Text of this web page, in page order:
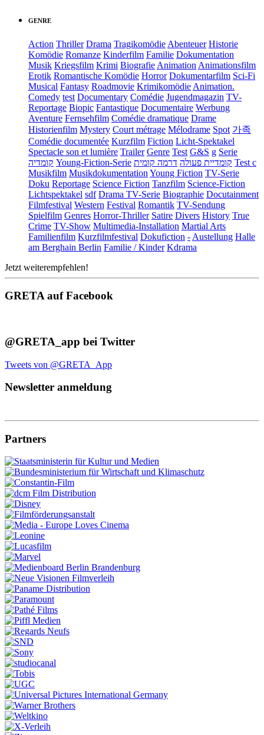
GENRE
Action Thriller Drama Tragikomödie Abenteuer Historie
Komödie Romanze Kinderfilm Familie Dokumentation
Musik Kriegsfilm Krimi Biografie Animation Animationsfilm
Erotik Romantische Komödie Horror Dokumentarfilm Sci-Fi
Musical Fantasy Roadmovie Krimikomödie Animation.
Comedy test Documentary Comédie Jugendmagazin TV-
Reportage Biopic Fantastique Documentaire Werbung
Aventure Fernsehfilm Comédie dramatique Drame
Historienfilm Mystery Court métrage Mélodrame Spot 가족
Comédie documentée Kurzfilm Fiction Licht-Spektakel
Spectacle son et lumière Trailer Genre Test G&S g Serie
קומדיה Young-Fiction-Serie קומדיית פעולה דרמה קומית
Test c
Musikfilm Musikdokumentation Young Fiction TV-Serie
Doku Reportage Science Fiction Tanzfilm Science-Fiction
Lichtspektakel sdf Drama TV-Serie Biographie Docutainment
Filmfestival Western Festival Romantik TV-Sendung
Spielfilm Genres Horror-Thriller Satire Divers History True
Crime TV-Show Multimedia-Installation Martial Arts
Familienfilm Kurzfilmfestival Dokufiction - Austellung Halle
am Berghain Berlin Familie / Kinder Kdrama
Jetzt weiterempfehlen!
GRETA auf Facebook
@GRETA_app bei Twitter
Tweets von @GRETA_App
Newsletter anmeldung
Partners